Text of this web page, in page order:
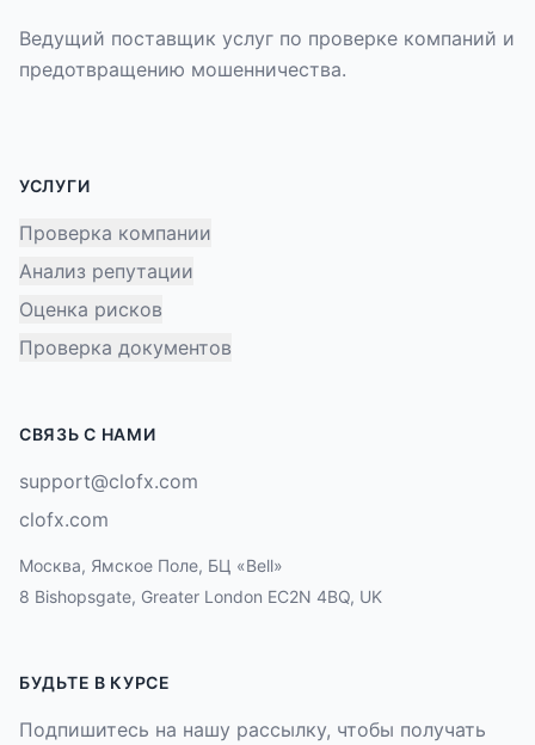
Ведущий поставщик услуг по проверке компаний и
предотвращению мошенничества.
УСЛУГИ
Проверка компании
Анализ репутации
Оценка рисков
Проверка документов
СВЯЗЬ С НАМИ
support@clofx.com
clofx.com
Москва, Ямское Поле, БЦ «Bell»
8 Bishopsgate, Greater London EC2N 4BQ, UK
БУДЬТЕ В КУРСЕ
Подпишитесь на нашу рассылку, чтобы получать